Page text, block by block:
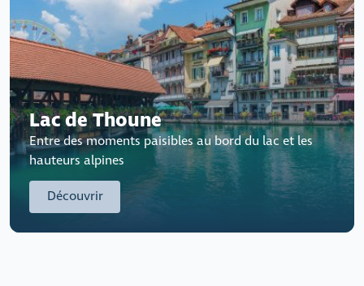
Lac de Thoune
Entre des moments paisibles au bord du lac et les
hauteurs alpines
Découvrir